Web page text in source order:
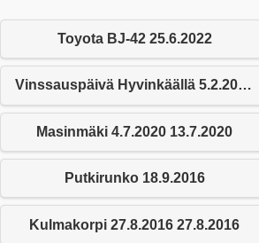
Toyota BJ-42 25.6.2022
Vinssauspäivä Hyvinkäällä 5.2.2022 25.6.2022
Masinmäki 4.7.2020 13.7.2020
Putkirunko 18.9.2016
Kulmakorpi 27.8.2016 27.8.2016